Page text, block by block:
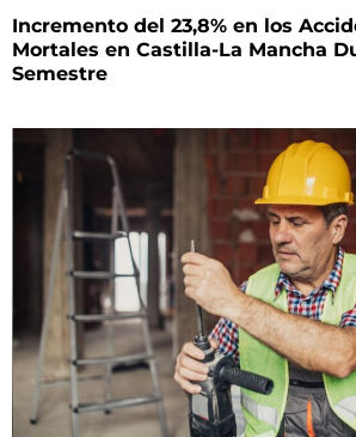
Incremento del 23,8% en los
Mortales en Castilla-La Mancha
Semestre